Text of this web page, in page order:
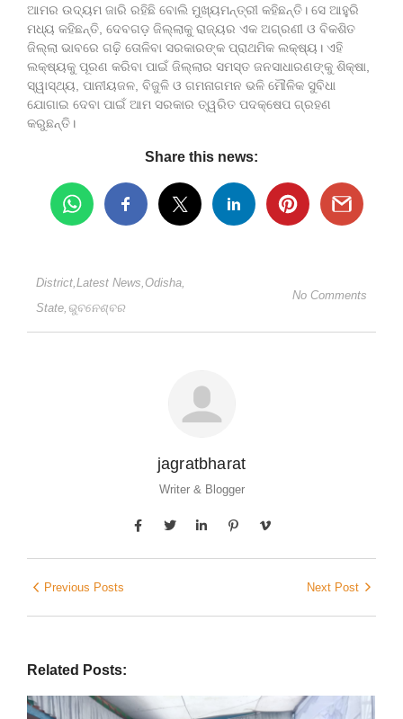
ଆମର ଉଦ୍ୟମ ଜାରି ରହିଛି ବୋଲି ମୁଖ୍ୟମନ୍ତ୍ରୀ କହିଛନ୍ତି। ସେ ଆହୁରି
ମଧ୍ୟ କହିଛନ୍ତି, ଦେବଗଡ଼ ଜିଲ୍ଲାକୁ ରାଜ୍ୟର ଏକ ଅଗ୍ରଣୀ ଓ ବିକଶିତ
ଜିଲ୍ଲା ଭାବରେ ଗଢ଼ି ତୋଳିବା ସରକାରଙ୍କ ପ୍ରାଥମିକ ଲକ୍ଷ୍ୟ। ଏହି
ଲକ୍ଷ୍ୟକୁ ପୂରଣ କରିବା ପାଇଁ ଜିଲ୍ଲାର ସମସ୍ତ ଜନସାଧାରଣଙ୍କୁ ଶିକ୍ଷା,
ସ୍ୱାସ୍ଥ୍ୟ, ପାନୀୟଜଳ, ବିଜୁଳି ଓ ଗମନାଗମନ ଭଳି ମୌଳିକ ସୁବିଧା
ଯୋଗାଇ ଦେବା ପାଇଁ ଆମ ସରକାର ତ୍ୱରିତ ପଦକ୍ଷେପ ଗ୍ରହଣ
କରୁଛନ୍ତି।
Share this news:
District Latest News Odisha
State ଭୁବନେଶ୍ବର
No Comments
jagratbharat
Writer & Blogger
Previous Posts Next Post
Related Posts: